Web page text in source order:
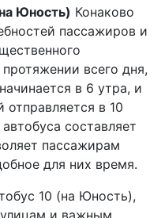
Юность) Конаково
пассажиров и
всего дня,
в 6 утра, и
в 10
составляет
пассажирам
для них время.
10 (на Юность),
и важным